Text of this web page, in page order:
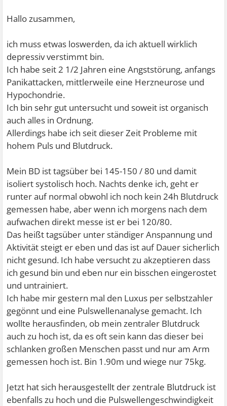
Hallo zusammen,
ich muss etwas loswerden, da ich aktuell wirklich
depressiv verstimmt bin.
Ich habe seit 2 1/2 Jahren eine Angststörung, anfangs
Panikattacken, mittlerweile eine Herzneurose und
Hypochondrie.
Ich bin sehr gut untersucht und soweit ist organisch
auch alles in Ordnung.
Allerdings habe ich seit dieser Zeit Probleme mit
hohem Puls und Blutdruck.
Mein BD ist tagsüber bei 145-150 / 80 und damit
isoliert systolisch hoch. Nachts denke ich, geht er
runter auf normal obwohl ich noch kein 24h Blutdruck
gemessen habe, aber wenn ich morgens nach dem
aufwachen direkt messe ist er bei 120/80.
Das heißt tagsüber unter ständiger Anspannung und
Aktivität steigt er eben und das ist auf Dauer sicherlich
nicht gesund. Ich habe versucht zu akzeptieren dass
ich gesund bin und eben nur ein bisschen eingerostet
und untrainiert.
Ich habe mir gestern mal den Luxus per selbstzahler
gegönnt und eine Pulswellenanalyse gemacht. Ich
wollte herausfinden, ob mein zentraler Blutdruck
auch zu hoch ist, da es oft sein kann das dieser bei
schlanken großen Menschen passt und nur am Arm
gemessen hoch ist. Bin 1.90m und wiege nur 75kg.
Jetzt hat sich herausgestellt der zentrale Blutdruck ist
ebenfalls zu hoch und die Pulswellengeschwindigkeit